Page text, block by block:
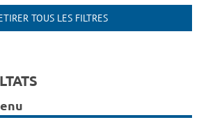
TOUS LES FILTRES